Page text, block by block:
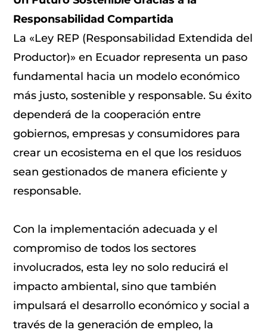
Responsabilidad Compartida
La «Ley REP (Responsabilidad Extendida del
Productor)» en Ecuador representa un paso
fundamental hacia un modelo económico
más justo, sostenible y responsable. Su éxito
dependerá de la cooperación entre
gobiernos, empresas y consumidores para
crear un ecosistema en el que los residuos
sean gestionados de manera eficiente y
responsable.
Con la implementación adecuada y el
compromiso de todos los sectores
involucrados, esta ley no solo reducirá el
impacto ambiental, sino que también
impulsará el desarrollo económico y social a
través de la generación de empleo, la